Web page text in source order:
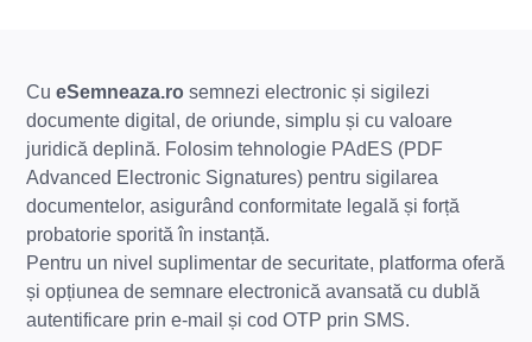
Cu eSemneaza.ro semnezi electronic și sigilezi
documente digital, de oriunde, simplu și cu valoare
juridică deplină. Folosim tehnologie PAdES (PDF
Advanced Electronic Signatures) pentru sigilarea
documentelor, asigurând conformitate legală și forță
probatorie sporită în instanță.
Pentru un nivel suplimentar de securitate, platforma oferă
și opțiunea de semnare electronică avansată cu dublă
autentificare prin e-mail și cod OTP prin SMS.